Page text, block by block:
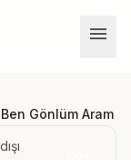
menu
Gönlüm Aram